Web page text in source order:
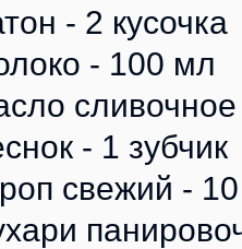
- 2 кусочка
- 100 мл
сливочное
- 1 зубчик
свежий - 10